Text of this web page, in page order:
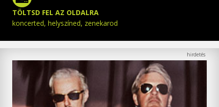
TÖLTSD FEL AZ OLDALRA
koncerted, helyszíned, zenekarod